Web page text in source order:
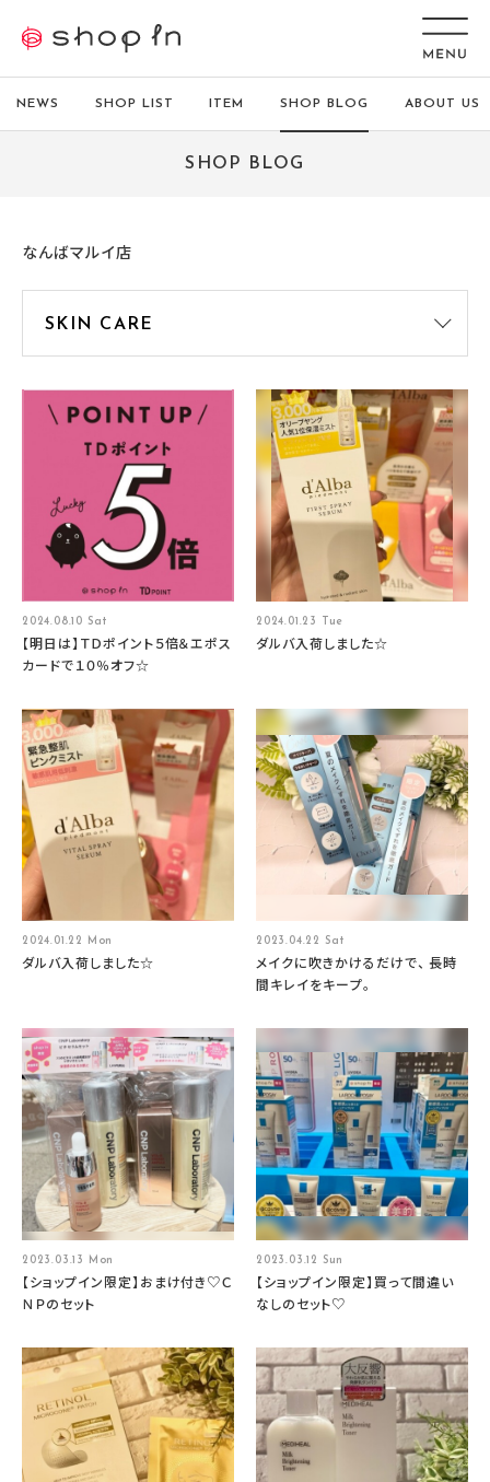
NEWS SHOP LIST ITEM SHOP BLOG ABOUT US
SHOP BLOG
なんばマルイ店
2024.08.10 Sat
【明日は】ＴＤポイント５倍＆エポス
カードで１０％オフ☆
2024.01.23 Tue
ダルバ入荷しました☆
2024.01.22 Mon
ダルバ入荷しました☆
2023.04.22 Sat
メイクに吹きかけるだけで、 長時
間キレイをキープ。
2023.03.13 Mon
【ショップイン限定】おまけ付き♡Ｃ
ＮＰのセット
2023.03.12 Sun
【ショップイン限定】買って間違い
なしのセット♡